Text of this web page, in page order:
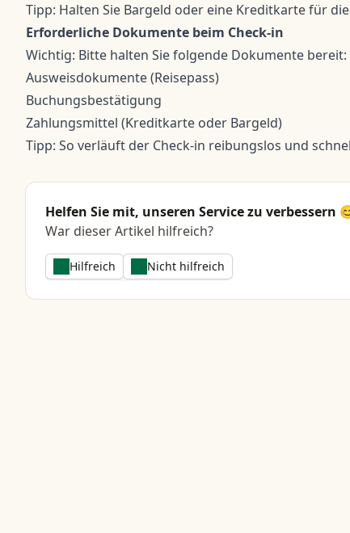
Tipp: Halten Sie Bargeld oder eine Kreditkarte für
Erforderliche Dokumente beim Check-in
Wichtig: Bitte halten Sie folgende Dokumente bereit:
Ausweisdokumente (Reisepass)
Buchungsbestätigung
Zahlungsmittel (Kreditkarte oder Bargeld)
Tipp: So verläuft der Check-in reibungslos und
Helfen Sie mit, unseren Service zu verbessern
War dieser Artikel hilfreich?
Hilfreich Nicht hilfreich